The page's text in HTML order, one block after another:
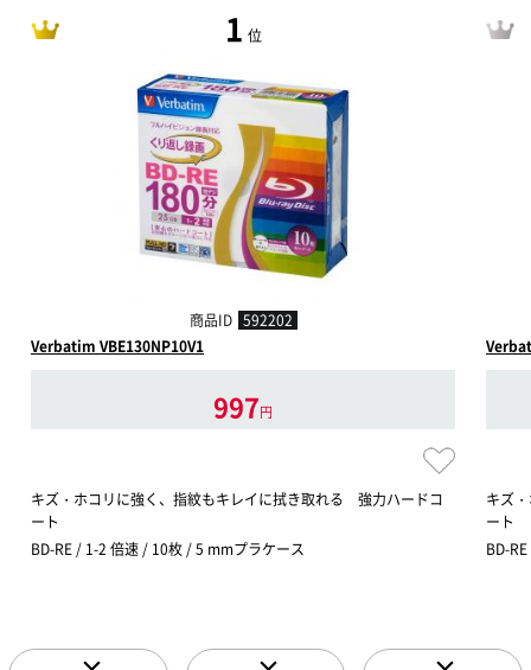
1 位
商品ID 592202
Verbatim VBE130NP10V1
997円
キズ・ホコリに強く、指紋もキレイに拭き取れる 強力ハードコ
ート
BD-RE / 1-2 倍速 / 10枚 / 5 mmプラケース
キズ
ート
BD-